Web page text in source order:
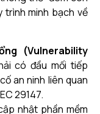
trình minh bạch về
(Vulnerability
có đầu mối tiếp
an ninh liên quan
29147.
nhật phần mềm